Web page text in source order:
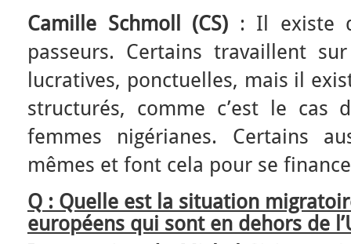
Camille Schmoll (CS) : Il existe
passeurs. Certains travaillent
lucratives, ponctuelles, mais il
structurés, comme c’est le cas
femmes nigérianes. Certains
mêmes et font cela pour se
Q : Quelle est la situation
européens qui sont en dehors de